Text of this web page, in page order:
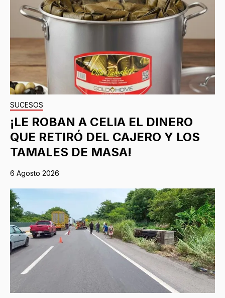
SUCESOS
¡LE ROBAN A CELIA EL DINERO
QUE RETIRÓ DEL CAJERO Y LOS
TAMALES DE MASA!
6 Agosto 2026